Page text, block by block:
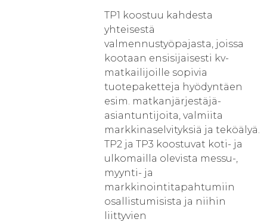
TP1 koostuu kahdesta
yhteisestä
valmennustyöpajasta, joissa
kootaan ensisijaisesti kv-
matkailijoille sopivia
tuotepaketteja hyödyntäen
esim. matkanjärjestäjä-
asiantuntijoita, valmiita
markkinaselvityksiä ja teköälyä.
TP2 ja TP3 koostuvat koti- ja
ulkomailla olevista messu-,
myynti- ja
markkinointitapahtumiin
osallistumisista ja niihin
liittyvien